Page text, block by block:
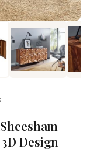
Design